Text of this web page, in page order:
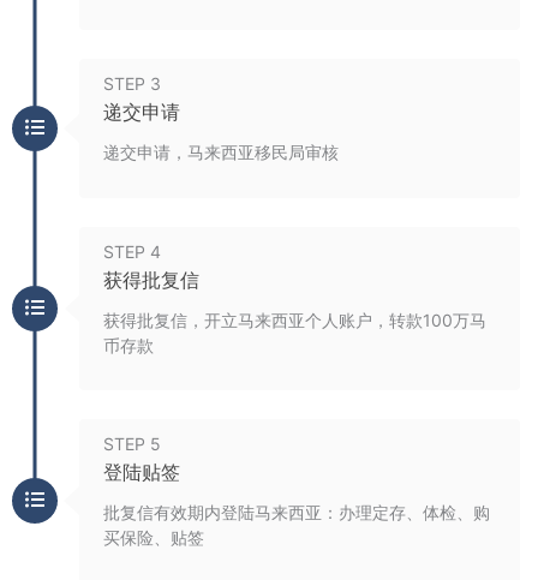
STEP 3
递交申请
递交申请，马来西亚移民局审核
STEP 4
获得批复信
获得批复信，开立马来西亚个人账户，转款100万马
币存款
STEP 5
登陆贴签
批复信有效期内登陆马来西亚：办理定存、体检、购
买保险、贴签